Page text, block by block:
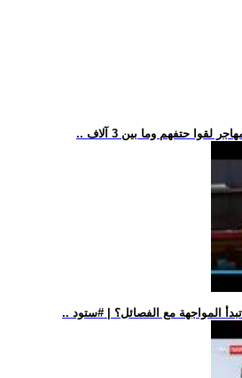
المواجهة مع الفصائل؟ | #ستود